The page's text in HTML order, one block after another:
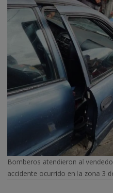
Bomberos atendieron al
accidente ocurrido en la zona 3